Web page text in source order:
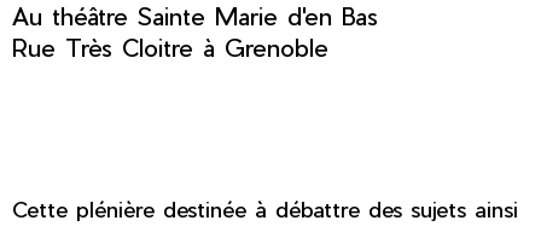
Au théâtre Sainte Marie d'en Bas
Rue Très Cloitre à Grenoble
Cette plénière destinée à débattre des sujets ainsi